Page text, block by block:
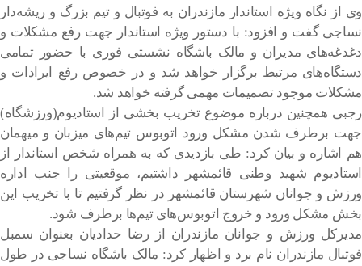
وی از نگاه ویژه استاندار مازندران به فوتبال و تیم بزرگ و ریشه‌دار
نساجی گفت و افزود: با دستور ویژه استاندار جهت رفع مشکلات و
دغدغه‌های مدیران و مالک باشگاه نشستی فوری با حضور تمامی
دستگاه‌های مرتبط برگزار خواهد شد و در خصوص رفع ایرادات و
مشکلات موجود تصمیمات مهمی گرفته خواهد شد.
رجبی همچنین درباره موضوع تخریب بخشی از استادیوم(ورزشگاه)
جهت برطرف شدن مشکل ورود اتوبوس تیم‌های میزبان و میهمان
هم اشاره و بیان کرد: طی بازدیدی که به همراه شخص استاندار از
استادیوم شهید وطنی قائمشهر داشتیم، موقعیتی را جنب اداره
ورزش و جوانان شهرستان قائمشهر در نظر گرفتیم تا با تخریب این
بخش مشکل ورود و خروج اتوبوس‌های تیم‌ها برطرف شود.
مدیرکل ورزش و جوانان مازندران از رضا حدادیان بعنوان سمبل
فوتبال مازندران نام برد و اظهار کرد: مالک باشگاه نساجی در طول